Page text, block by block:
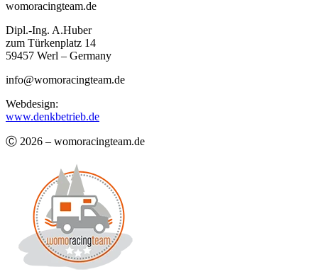
womoracingteam.de
Dipl.-Ing. A.Huber
zum Türkenplatz 14
59457 Werl – Germany
info@womoracingteam.de
Webdesign:
www.denkbetrieb.de
Ⓒ 2026 – womoracingteam.de